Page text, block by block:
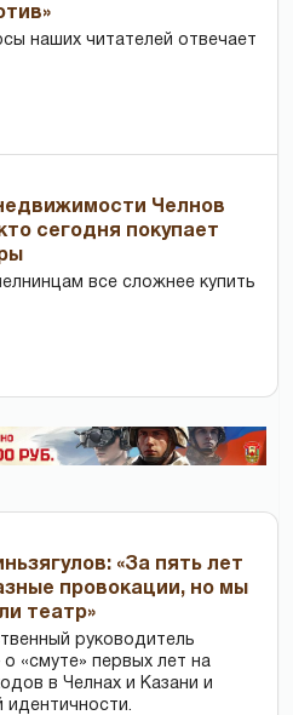
наших читателей отвечает
Челнов
сегодня покупает
все сложнее купить
«За пять лет
провокации, но мы
театр»
руководитель
«смуте» первых лет на
в Челнах и Казани и
идентичности.